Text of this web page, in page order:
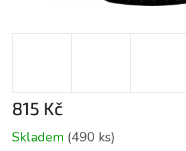
815 Kč
cena:
Skladem (490 ks)